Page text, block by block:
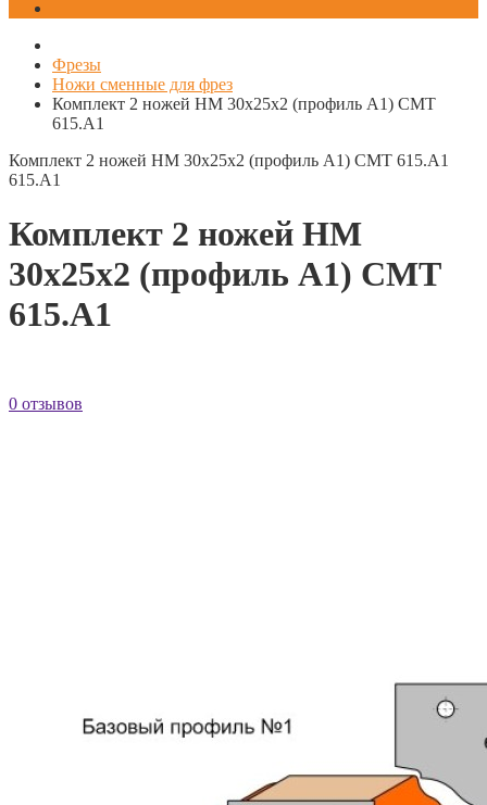
Фрезы
Ножи сменные для фрез
Комплект 2 ножей HM 30x25x2 (профиль A1) CMT
615.A1
Комплект 2 ножей HM 30x25x2 (профиль A1) CMT 615.A1
615.A1
Комплект 2 ножей HM
30x25x2 (профиль A1) CMT
615.A1
0 отзывов